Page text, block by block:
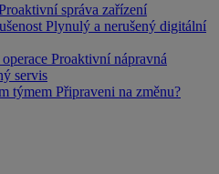
správa zařízení
Plynulý a nerušený digitální
Proaktivní nápravná
servis
týmem Připraveni na změnu?